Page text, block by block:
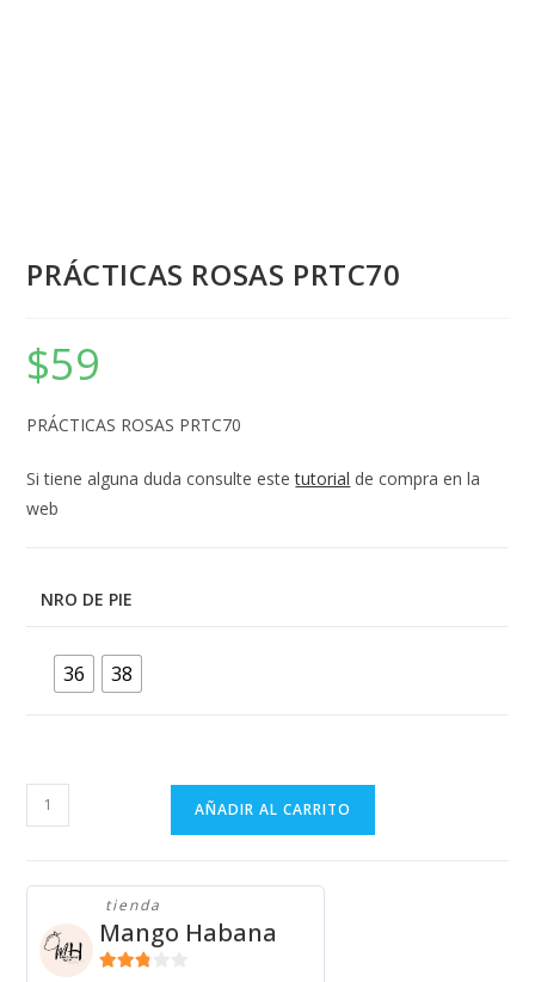
PRÁCTICAS ROSAS PRTC70
$59
PRÁCTICAS ROSAS PRTC70
Si tiene alguna duda consulte estetutorial de compra en la
web
NRO DE PIE
36 38
PRÁCTICAS
ROSAS
cantidad
AÑADIR AL CARRITO
tienda
Mango Habana